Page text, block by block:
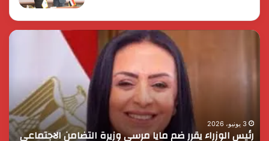
رئيس
التضامن
الاجتماعي
3 يونيو، 2026
رئيس الوزراء يقرر ضم مايا مرسي وزيرة التضامن الاجتماعي
في